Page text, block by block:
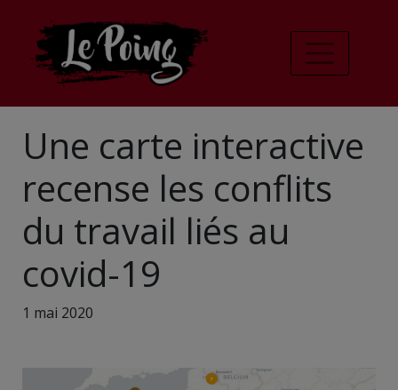
Une carte interactive
recense les conflits
du travail liés au
covid-19
1 mai 2020